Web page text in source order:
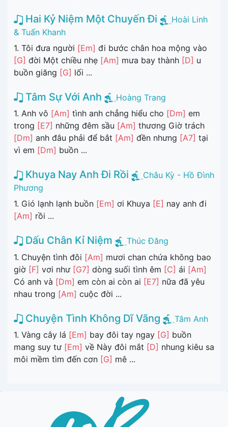
Hai Kỷ Niệm Một Chuyến Đi
Hoài Linh
& Tuấn Khanh
1. Tôi đưa người [Em] đi bước chân hoa mộng vào
[G] đời Một chiều nhẹ [Am] mưa bay thành [D] u
buồn giăng [G] lối ...
Tâm Sự Với Anh
Hoàng Trang
1. Anh vô [Am] tình anh chẳng hiểu cho [Dm] em
trong [E7] những đêm sầu [Am] thương Giờ trách
[Dm] anh đâu phải để bắt [Am] đền nhưng [A7] tại
vì em [Dm] buồn ...
Khuya Nay Anh Đi Rồi
Châu Kỳ - Hồ Đình
Phương
1. Gió lạnh lạnh buồn [Em] ơi Khuya [E] nay anh đi
[Am] rồi ...
Dấu Chân Kỉ Niệm
Thúc Đăng
1. Chuyện tình đôi [Am] mươi chan chứa không bao
giờ [F] vơi như [G7] dòng suối tình êm [C] ái [Am]
Có anh và [Dm] em còn ai còn ai [E7] nữa đã yêu
nhau trong [Am] cuộc đời ...
Chuyện Tình Không Dĩ Vãng
Tâm Anh
1. Vàng cây lá [Em] bay đôi tay ngay [G] buồn
mang suy tư [Em] về Này đôi mắt [D] nhung kiêu sa
môi mềm tìm đến cơn [G] mê ...